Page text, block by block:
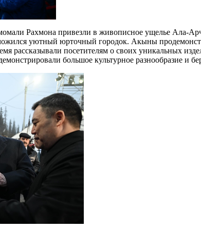
Рахмона привезли в живописное ущелье Ала-
уютный юрточный городок. Акыны
рассказывали посетителям о своих уникальных
большое культурное разнообразие и